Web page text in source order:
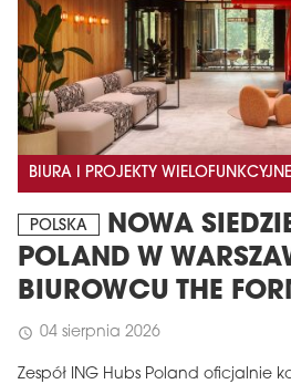
BIURA I PROJEKTY WIELOFUNKCYJNE
POLSKA
NOWA
POLAND W
BIUROWCU THE
schedule 04 sierpnia 2026
Zespół ING Hubs Poland oficjalnie